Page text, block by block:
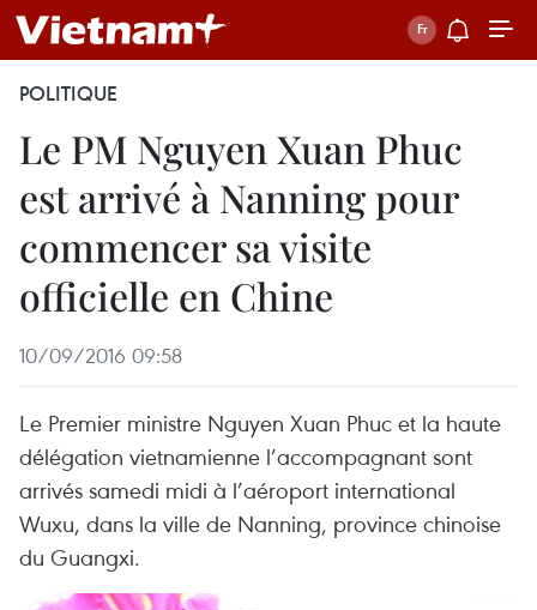
POLITIQUE
Le PM Nguyen Xuan Phuc
est arrivé à Nanning pour
commencer sa visite
officielle en Chine
10/09/2016 09:58
Le Premier ministre Nguyen Xuan Phuc et la haute
délégation vietnamienne l’accompagnant sont
arrivés samedi midi à l’aéroport international
Wuxu, dans la ville de Nanning, province chinoise
du Guangxi.